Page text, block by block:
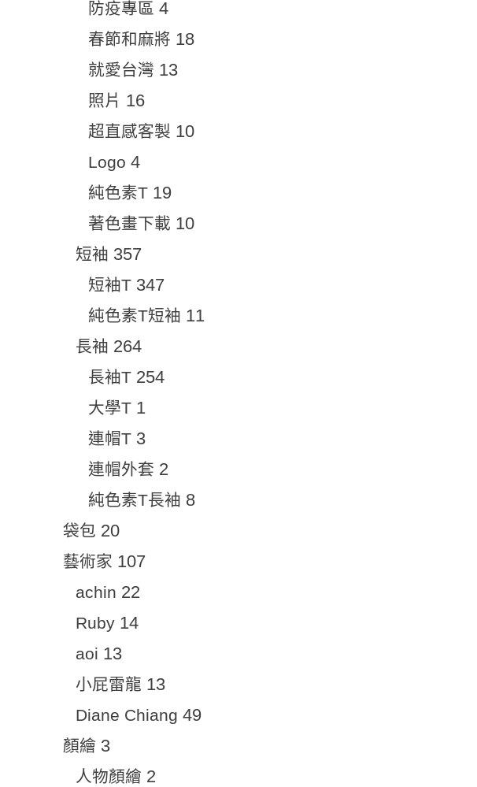
防疫專區 4
春節和麻將 18
就愛台灣 13
照片 16
超直感客製 10
Logo 4
純色素T 19
著色畫下載 10
短袖 357
短袖T 347
純色素T短袖 11
長袖 264
長袖T 254
大學T 1
連帽T 3
連帽外套 2
純色素T長袖 8
袋包 20
藝術家 107
achin 22
Ruby 14
aoi 13
小屁雷龍 13
Diane Chiang 49
顏繪 3
人物顏繪 2